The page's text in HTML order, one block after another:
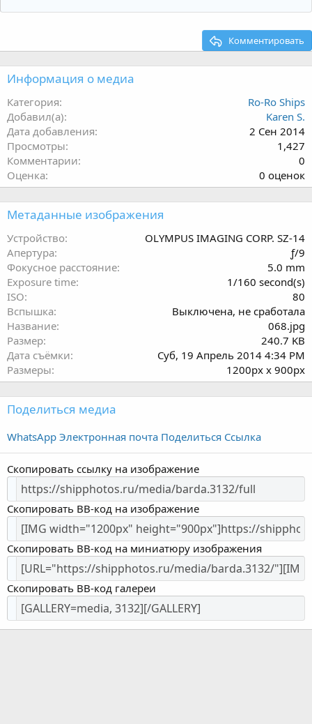
Комментировать
Информация о медиа
Категория
Ro-Ro Ships
Добавил(а)
Karen S.
Дата добавления
2 Сен 2014
Просмотры
1,427
Комментарии
0
Оценка
0
.
0
з
з
0 оценок
Метаданные изображения
Устройство
OLYMPUS IMAGING CORP. SZ-14
Апертура
ƒ/9
Фокусное расстояние
5.0 mm
Exposure time
1/160 second(s)
ISO
80
Вспышка
Выключена, не сработала
Название
068.jpg
Размер
240.7 KB
Дата съёмки
Суб, 19 Апрель 2014 4:34 PM
Размеры
1200px x 900px
Поделиться медиа
WhatsApp Электронная почта Поделиться Ссылка
Скопировать ссылку на изображение
Скопировать BB-код на изображение
Скопировать BB-код на миниатюру изображения
Скопировать BB-код галереи